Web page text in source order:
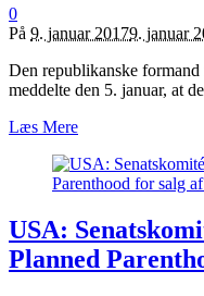
0
På 9. januar 20179. januar
Den republikanske
meddelte den 5. januar, at
Læs Mere
USA:
Planned